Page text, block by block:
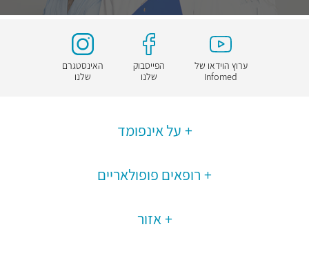
ערוץ הוידאו של
Infomed
הפייסבוק
שלנו
האינסטגרם
שלנו
על אינפומד
רופאים פופולאריים
אזור